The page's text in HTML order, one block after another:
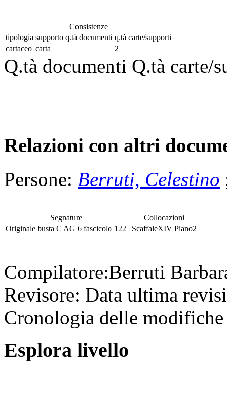
Consistenze
tipologia supporto q.tà documenti q.tà carte/supporti
cartaceo carta 2
Q.tà documenti Q.tà carte/
Relazioni con altri
Persone: Berruti, Celestino
Segnature
Originale busta C AG 6 fascicolo 122
Collocazioni
ScaffaleXIV Piano2
Compilatore:Berruti
Revisore: Data ultima
Cronologia delle
Esplora livello